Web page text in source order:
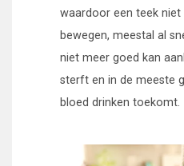
waardoor een teek niet
bewegen, meestal al
niet meer goed kan
sterft en in de meeste
bloed drinken toekomt.